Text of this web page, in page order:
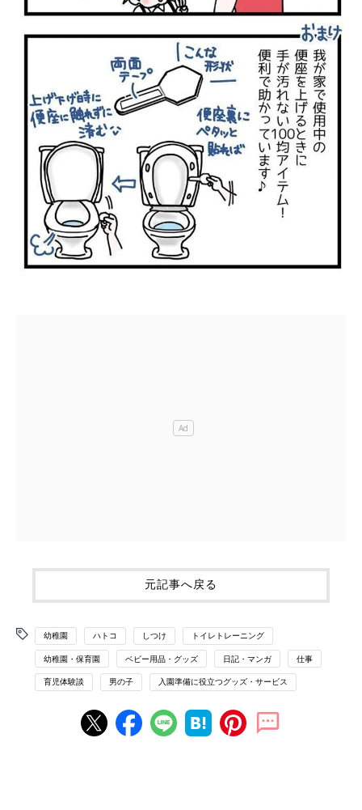
元記事へ戻る
幼稚園 ハトコ しつけ トイレトレーニング
幼稚園・保育園 ベビー用品・グッズ 日記・マンガ 仕事
育児体験談 男の子 入園準備に役立つグッズ・サービス